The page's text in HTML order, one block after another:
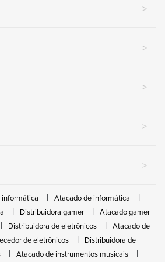
>
>
>
>
>
informática
Atacado de informática
Distribuidora gamer
Atacado gamer
Distribuidora de eletrônicos
Atacado de
de eletrônicos
Distribuidora de
Atacado de instrumentos musicais